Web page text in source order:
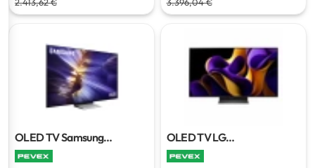
OLED TV Samsung
QE65S90FAEXXH
OLED TV LG
OLED65C51LA.AEU